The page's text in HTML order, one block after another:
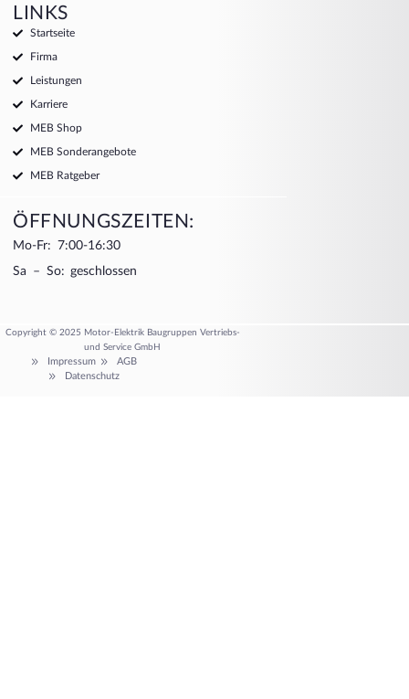
LINKS
Startseite
Firma
Leistungen
Karriere
MEB Shop
MEB Sonderangebote
MEB Ratgeber
ÖFFNUNGSZEITEN:
Mo-Fr: 7:00-16:30
Sa – So: geschlossen
Copyright © 2025 Motor-Elektrik Baugruppen Vertriebs-
und Service GmbH
Impressum
AGB
Datenschutz